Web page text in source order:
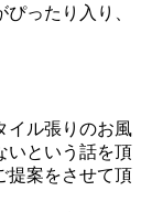
ったり入り、
イル張りのお風
いという話を頂
提案をさせて頂